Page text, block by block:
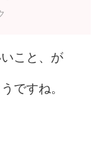
こと、が
ですね。